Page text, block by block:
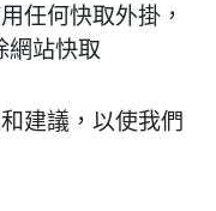
任何快取外掛，
網站快取
建議，以使我們